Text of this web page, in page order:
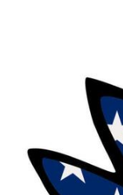
Vecteurs
Vidéos
Motion
Images